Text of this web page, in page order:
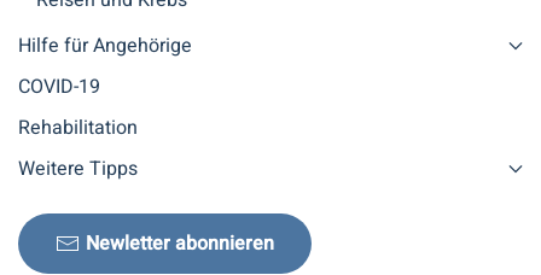
Hilfe für Angehörige
COVID-19
Rehabilitation
Weitere Tipps
Newletter abonnieren